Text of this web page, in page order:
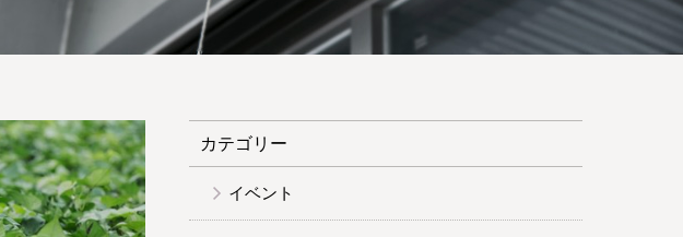
カテゴリー
イベント